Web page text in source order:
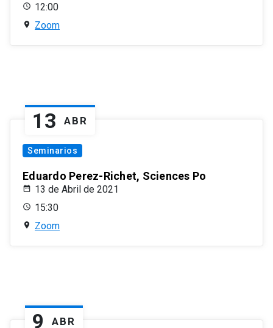
12:00
Zoom
13 ABR
Seminarios
Eduardo Perez-Richet, Sciences Po
13 de Abril de 2021
15:30
Zoom
9 ABR